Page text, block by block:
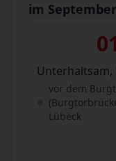
im
01
vor dem
Lübeck